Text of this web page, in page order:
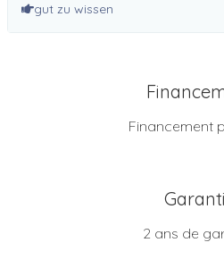
gut zu wissen
Financement
2 ans de